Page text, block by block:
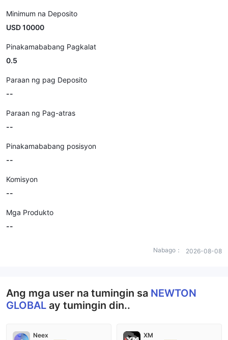
Minimum na Deposito
USD 10000
Pinakamababang Pagkalat
0.5
Paraan ng pag Deposito
--
Paraan ng Pag-atras
--
Pinakamababang posisyon
--
Komisyon
--
Mga Produkto
--
Nabago： 2026-08-08
Ang mga user na tumingin sa NEWTON
GLOBAL ay tumingin din..
Neex XM